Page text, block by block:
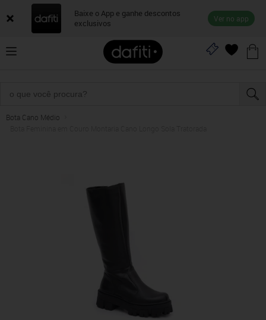
Baixe o App e ganhe descontos
exclusivos
Ver no app
Bota Cano Médio